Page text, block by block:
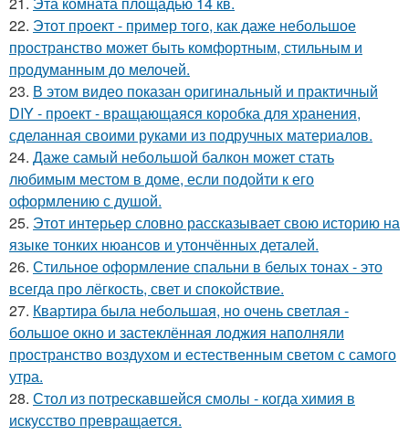
22. Этот проект - пример того, как даже небольшое
пространство может быть комфортным, стильным и
продуманным до мелочей.
23. В этом видео показан оригинальный и практичный
DIY - проект - вращающаяся коробка для хранения,
сделанная своими руками из подручных материалов.
24. Даже самый небольшой балкон может стать
любимым местом в доме, если подойти к его
оформлению с душой.
25. Этот интерьер словно рассказывает свою историю на
языке тонких нюансов и утончённых деталей.
26. Стильное оформление спальни в белых тонах - это
всегда про лёгкость, свет и спокойствие.
27. Квартира была небольшая, но очень светлая -
большое окно и застеклённая лоджия наполняли
пространство воздухом и естественным светом с самого
утра.
28. Стол из потрескавшейся смолы - когда химия в
искусство превращается.